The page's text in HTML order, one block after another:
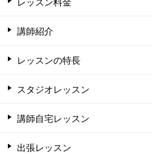
講師紹介
レッスンの特長
スタジオレッスン
講師自宅レッスン
出張レッスン